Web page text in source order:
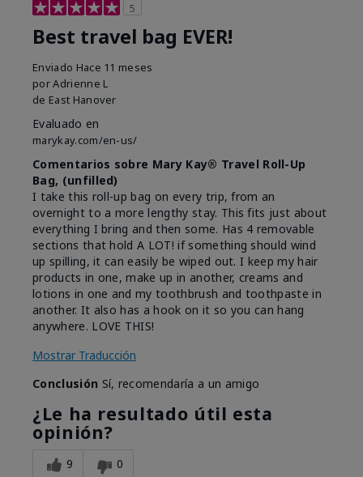
5
Best travel bag EVER!
Enviado Hace 11 meses
porAdrienne L
de East Hanover
Evaluado en
marykay.com/en-us/
Comentarios sobre Mary Kay® Travel Roll-Up
Bag, (unfilled)
I take this roll-up bag on every trip, from an
overnight to a more lengthy stay. This fits just about
everything I bring and then some. Has 4 removable
sections that hold A LOT! if something should wind
up spilling, it can easily be wiped out. I keep my hair
products in one, make up in another, creams and
lotions in one and my toothbrush and toothpaste in
another. It also has a hook on it so you can hang
anywhere. LOVE THIS!
Mostrar Traducción
Conclusión Sí, recomendaría a un amigo
¿Le ha resultado útil esta
opinión?
9 0